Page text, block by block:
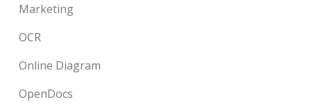
Marketing
OCR
Online Diagram
OpenDocs